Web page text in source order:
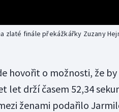
zlaté finále překážkářky Zuzany
hovořit o možnosti, že
let drží časem 52,34
ženami podařilo